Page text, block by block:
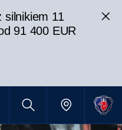
silnikiem 11
91 400 EUR